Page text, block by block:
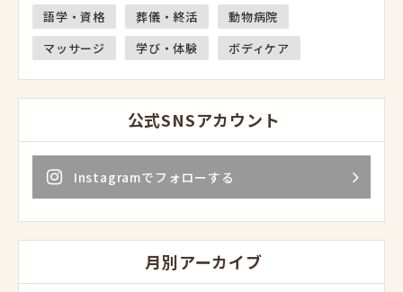
語学・資格
葬儀・終活
動物病院
マッサージ
学び・体験 ボディケア
公式SNSアカウント
Instagramでフォローする
月別アーカイブ